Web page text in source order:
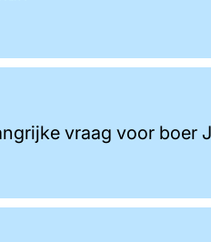
vraag voor boer